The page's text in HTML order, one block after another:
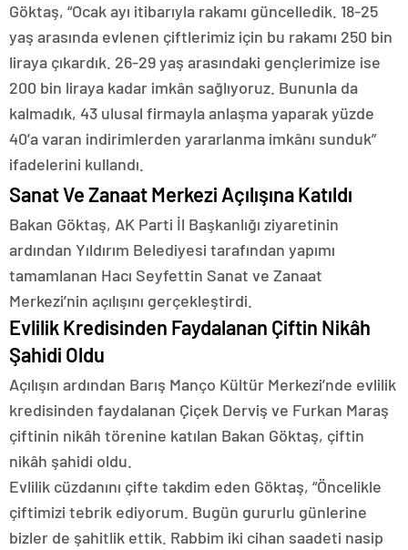
Göktaş, “Ocak ayı itibarıyla rakamı güncelledik. 18-25
yaş arasında evlenen çiftlerimiz için bu rakamı 250 bin
liraya çıkardık. 26-29 yaş arasındaki gençlerimize ise
200 bin liraya kadar imkân sağlıyoruz. Bununla da
kalmadık, 43 ulusal firmayla anlaşma yaparak yüzde
40’a varan indirimlerden yararlanma imkânı sunduk”
ifadelerini kullandı.
Sanat Ve Zanaat Merkezi Açılışına Katıldı
Bakan Göktaş, AK Parti İl Başkanlığı ziyaretinin
ardından Yıldırım Belediyesi tarafından yapımı
tamamlanan Hacı Seyfettin Sanat ve Zanaat
Merkezi’nin açılışını gerçekleştirdi.
Evlilik Kredisinden Faydalanan Çiftin Nikâh
Şahidi Oldu
Açılışın ardından Barış Manço Kültür Merkezi’nde evlilik
kredisinden faydalanan Çiçek Derviş ve Furkan Maraş
çiftinin nikâh törenine katılan Bakan Göktaş, çiftin
nikâh şahidi oldu.
Evlilik cüzdanını çifte takdim eden Göktaş, “Öncelikle
çiftimizi tebrik ediyorum. Bugün gururlu günlerine
bizler de şahitlik ettik. Rabbim iki cihan saadeti nasip